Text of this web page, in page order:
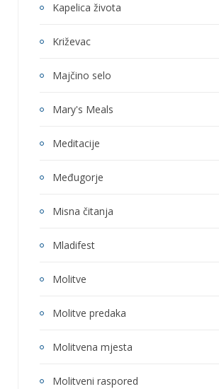
Kapelica života
Križevac
Majčino selo
Mary's Meals
Meditacije
Međugorje
Misna čitanja
Mladifest
Molitve
Molitve predaka
Molitvena mjesta
Molitveni raspored